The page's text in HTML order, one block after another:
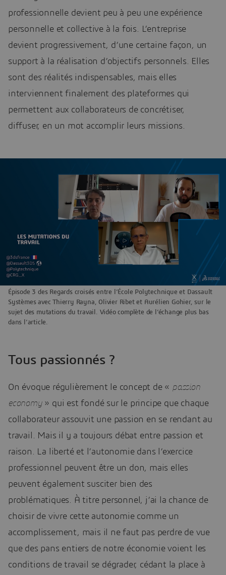
professionnelle devient peu à peu une expérience
personnelle et collective à la fois. L’entreprise
devient progressivement, d’une certaine façon, un
support à la réalisation d’objectifs personnels. Elles
sont des réalités indispensables, mais elles
interviennent finalement des plateformes qui
permettent aux collaborateurs de concrétiser,
diffuser, en un mot accomplir leurs missions.
Épisode 3 des Regards croisés entre l’École Polytechnique et Dassault
Systèmes avec Thierry Rayna, Olivier Ribet et Aurélien Gohier, sur le
sujet des mutations du travail. Vidéo complète de l’échange plus bas
dans l’article.
Tous passionnés ?
On évoque régulièrement le concept de « passion
economy» qui est fondé sur le principe que chaque
collaborateur assouvit une passion en se rendant au
travail. Mais il y a toujours débat entre passion et
raison. La liberté et l’autonomie dans l’exercice
professionnel peuvent être un don, mais elles
peuvent également susciter bien des
problématiques. À titre personnel, j’ai la chance de
choisir de vivre cette autonomie comme un
accomplissement, mais il ne faut pas perdre de vue
que des pans entiers de notre économie voient les
conditions de travail se dégrader, cédant la place à